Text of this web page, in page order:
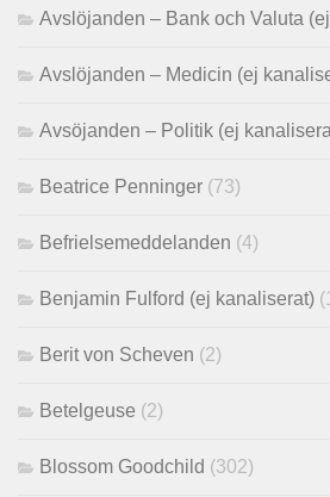
Avslöjanden – Bank och Valuta
Avslöjanden – Medicin (ej
Avsöjanden – Politik (ej
Beatrice Penninger (73)
Befrielsemeddelanden (4)
Benjamin Fulford (ej kanaliserat)
Berit von Scheven (2)
Betelgeuse (2)
Blossom Goodchild (302)